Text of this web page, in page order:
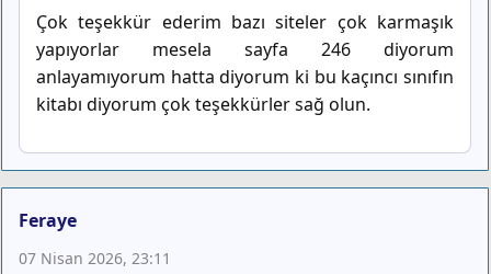
Çok teşekkür ederim bazı siteler çok karmaşık
yapıyorlar mesela sayfa 246 diyorum
anlayamıyorum hatta diyorum ki bu kaçıncı sınıfın
kitabı diyorum çok teşekkürler sağ olun.
Feraye
07 Nisan 2026, 23:11